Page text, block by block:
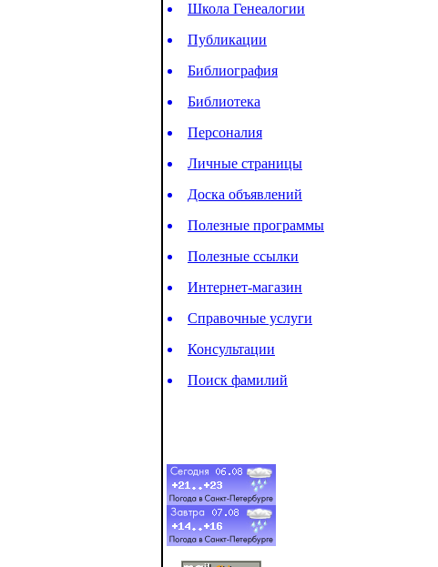
Школа Генеалогии
Публикации
Библиография
Библиотека
Персоналия
Личные страницы
Доска объявлений
Полезные программы
Полезные ссылки
Интернет-магазин
Справочные услуги
Консультации
Поиск фамилий